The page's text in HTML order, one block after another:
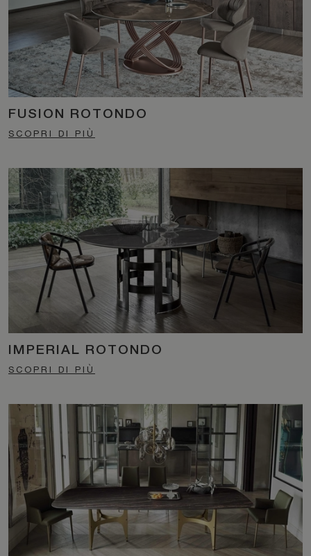
FUSION ROTONDO
SCOPRI DI PIÙ
IMPERIAL ROTONDO
SCOPRI DI PIÙ